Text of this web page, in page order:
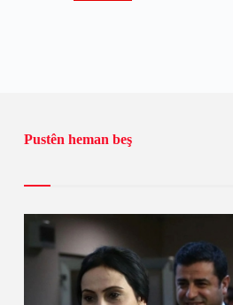
Pustên heman beş